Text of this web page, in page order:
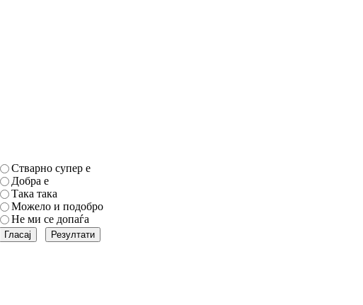
Стварно супер е
Добра е
Така така
Можело и подобро
Не ми се допаѓа